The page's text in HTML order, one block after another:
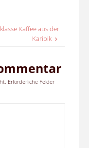
Kaffee aus der
Karibik
Erforderliche Felder